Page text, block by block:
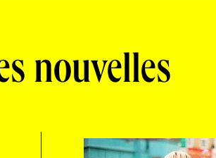
nouvelles